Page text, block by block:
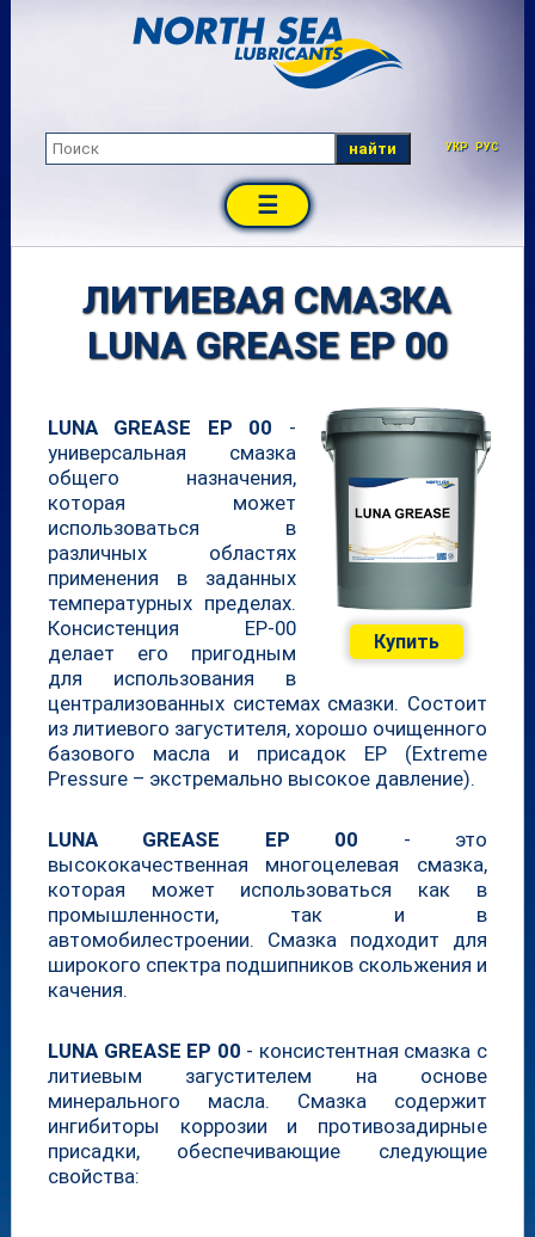
найти УКР РУС
☰
ЛИТИЕВАЯ СМАЗКА
LUNA GREASE EP 00
Купить
LUNA GREASE EP 00 -
универсальная смазка
общего назначения,
которая может
использоваться в
различных областях
применения в заданных
температурных пределах.
Консистенция EP-00
делает его пригодным
для использования в
централизованных системах смазки. Состоит
из литиевого загустителя, хорошо очищенного
базового масла и присадок EP (Extreme
Pressure – экстремально высокое давление).
LUNA GREASE EP 00 - это
высококачественная многоцелевая смазка,
которая может использоваться как в
промышленности, так и в
автомобилестроении. Смазка подходит для
широкого спектра подшипников скольжения и
качения.
LUNA GREASE EP 00 - консистентная смазка с
литиевым загустителем на основе
минерального масла. Смазка содержит
ингибиторы коррозии и противозадирные
присадки, обеспечивающие следующие
свойства: